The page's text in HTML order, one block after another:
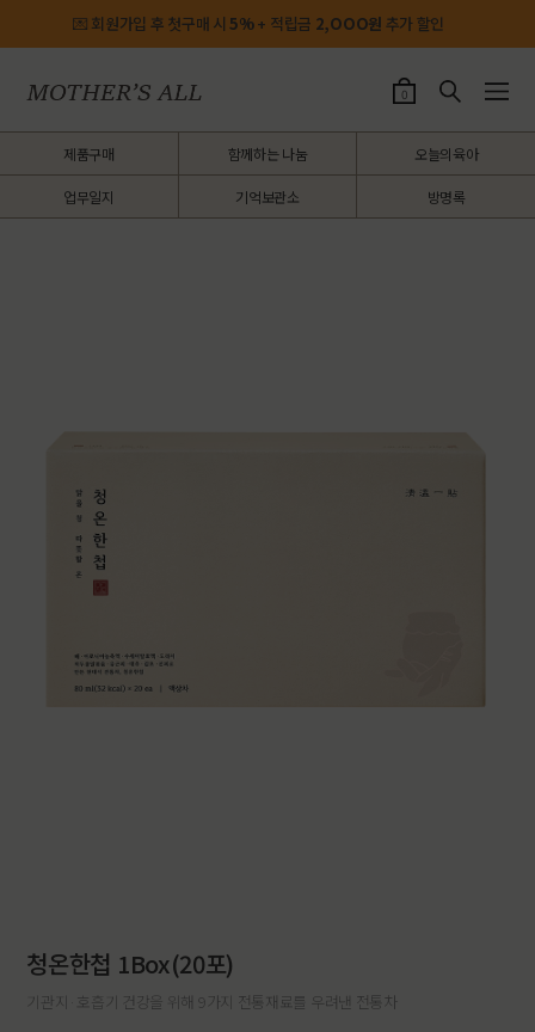
💌 회원가입 후 첫구매 시5%+ 적립금 2,OOO원 추가 할인
0
제품구매 함께하는 나눔 오늘의육아
업무일지 기억보관소 방명록
청온한첩 1Box(20포)
기관지·호흡기 건강을 위해 9가지 전통재료를 우려낸 전통차